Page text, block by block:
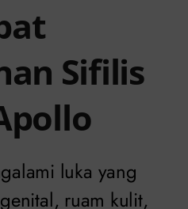
Sifilis
luka yang
ruam kulit,